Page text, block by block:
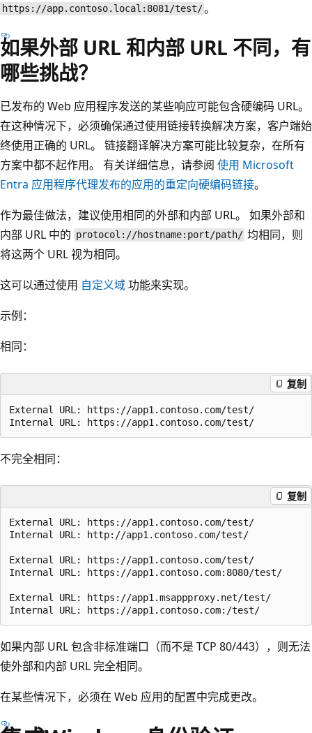
https://app.contoso.local:8081/test/。
如果外部 URL 和内部 URL 不同，有
哪些挑战？
已发布的 Web 应用程序发送的某些响应可能包含硬编码 URL。
在这种情况下，必须确保通过使用链接转换解决方案，客户端始
终使用正确的 URL。 链接翻译解决方案可能比较复杂，在所有
方案中都不起作用。 有关详细信息，请参阅 使用 Microsoft
Entra 应用程序代理发布的应用的重定向硬编码链接。
作为最佳做法，建议使用相同的外部和内部 URL。 如果外部和
内部 URL 中的 protocol://hostname:port/path/ 均相同，则
将这两个 URL 视为相同。
这可以通过使用 自定义域功能来实现。
示例：
相同：
复制
External URL: https://app1.contoso.com/test/
不完全相同：
复制
External URL: https://app1.contoso.com/test/
Internal URL: http://app1.contoso.com/test/
External URL: https://app1.contoso.com/test/
Internal URL: https://app1.contoso.com:8080/test/
External URL: https://app1.msappproxy.net/test/
如果内部 URL 包含非标准端口（而不是 TCP 80/443），则无法
使外部和内部 URL 完全相同。
在某些情况下，必须在 Web 应用的配置中完成更改。